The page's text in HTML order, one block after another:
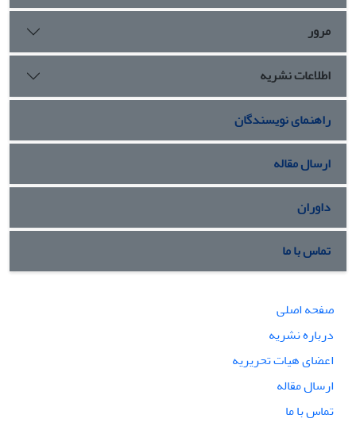
مرور
اطلاعات نشریه
راهنمای نویسندگان
ارسال مقاله
داوران
تماس با ما
صفحه اصلی
درباره نشریه
اعضای هیات تحریریه
ارسال مقاله
تماس با ما